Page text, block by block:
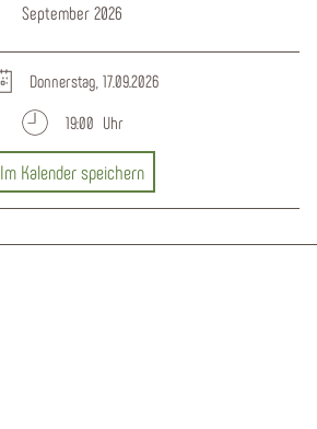
September 2026
Donnerstag, 17.09.2026
19:00 Uhr
Im Kalender speichern